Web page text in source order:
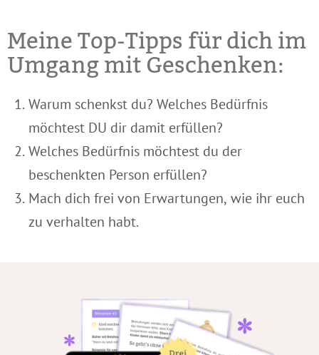
Meine Top-Tipps für dich im
Umgang mit Geschenken:
Warum schenkst du? Welches Bedürfnis
möchtest DU dir damit erfüllen?
Welches Bedürfnis möchtest du der
beschenkten Person erfüllen?
Mach dich frei von Erwartungen, wie ihr euch
zu verhalten habt.